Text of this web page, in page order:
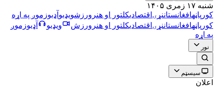
شنبه ۱۷ زمری ۱۴۰۵
کورپاڼهافغانستاننړۍ اقتصاديکلتور او هنر ورزشویډیو آډیوزموږ په اړه
کورپاڼهافغانستاننړۍ اقتصاديکلتور او هنر ورزش ویډیو آډیوزموږ
په اړه
نور
سیسټم
اعلان